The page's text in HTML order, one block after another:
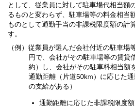
として、従業員に対して駐車場代相当額
るものと変わらず、駐車場等の料金相当
ものとして通勤手当の非課税限度額の計
す。
（例）従業員が選んだ会社付近の駐車場
円で、会社がその駐車場等の賃貸
約）し、会社がその駐車料相当額
通勤距離（片道50km）に応じた
の支給がある）
通勤距離に応じた非課税限度